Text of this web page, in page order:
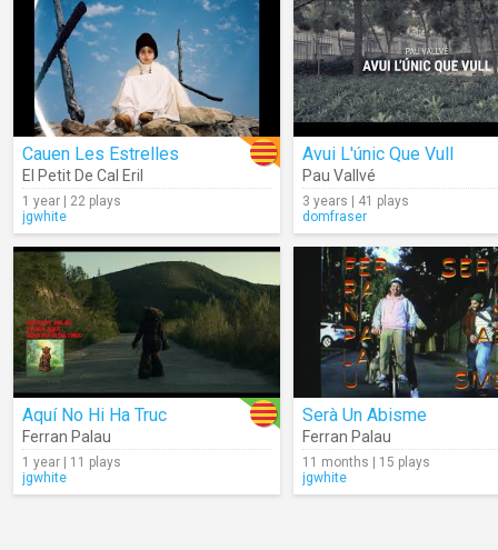
Cauen Les Estrelles
El Petit De Cal Eril
1 year | 22 plays
jgwhite
Avui L'únic Que Vull
Pau Vallvé
3 years | 41 plays
domfraser
Aquí No Hi Ha Truc
Ferran Palau
1 year | 11 plays
jgwhite
Serà Un Abisme
Ferran Palau
11 months | 15 plays
jgwhite